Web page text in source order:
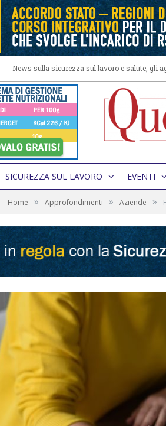
News sulla sicurezza sul lavoro e salute, gli
SICUREZZA SUL LAVORO EVENTI
Home » Approfondimenti » Aziende »